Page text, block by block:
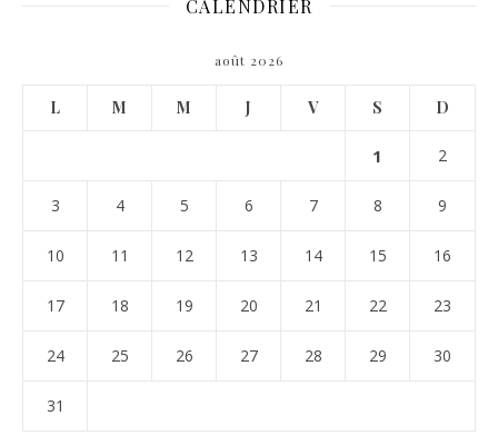
CALENDRIER
août 2026
L M M J V S D
1 2
3 4 5 6 7 8 9
10 11 12 13 14 15 16
17 18 19 20 21 22 23
24 25 26 27 28 29 30
31